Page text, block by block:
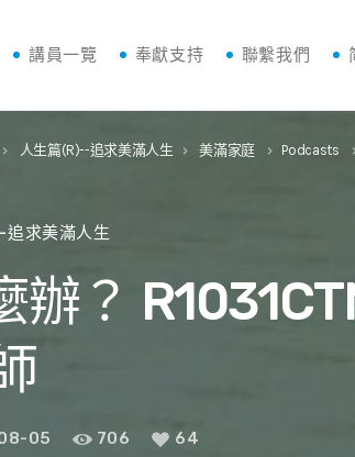
講員一覽 奉獻支持 聯繫我們
keyboard_arrow_right 人生篇(R)--追求美滿人生 keyboard_arrow_right 美滿家庭 keyboard_arrow_right Podcasts
求美滿人生
？
05 706 64